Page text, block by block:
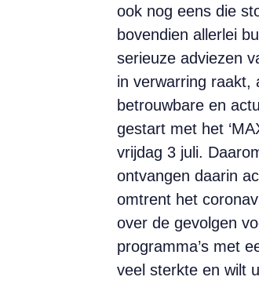
ook nog eens die
bovendien allerlei
serieuze adviezen
in verwarring raakt,
betrouwbare en
gestart met het
vrijdag 3 juli.
ontvangen daarin
omtrent het
over de gevolgen
programma’s met
veel sterkte en wilt